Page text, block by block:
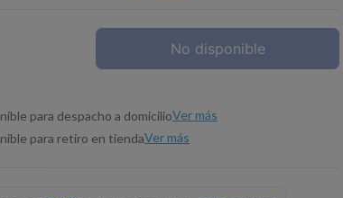
No disponible
para despacho a domicilioVer más
para retiro en tiendaVer más